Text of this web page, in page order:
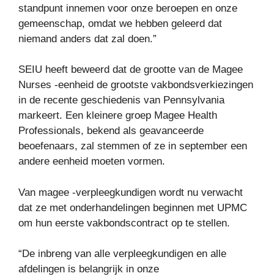
standpunt innemen voor onze beroepen en onze
gemeenschap, omdat we hebben geleerd dat
niemand anders dat zal doen.”
SEIU heeft beweerd dat de grootte van de Magee
Nurses -eenheid de grootste vakbondsverkiezingen
in de recente geschiedenis van Pennsylvania
markeert. Een kleinere groep Magee Health
Professionals, bekend als geavanceerde
beoefenaars, zal stemmen of ze in september een
andere eenheid moeten vormen.
Van magee -verpleegkundigen wordt nu verwacht
dat ze met onderhandelingen beginnen met UPMC
om hun eerste vakbondscontract op te stellen.
“De inbreng van alle verpleegkundigen en alle
afdelingen is belangrijk in onze